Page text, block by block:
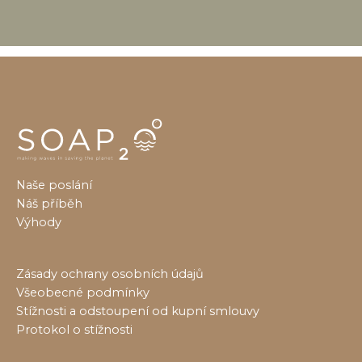
Naše poslání
Náš příběh
Výhody
Zásady ochrany osobních údajů
Všeobecné podmínky
Stížnosti a odstoupení od kupní smlouvy
Protokol o stížnosti